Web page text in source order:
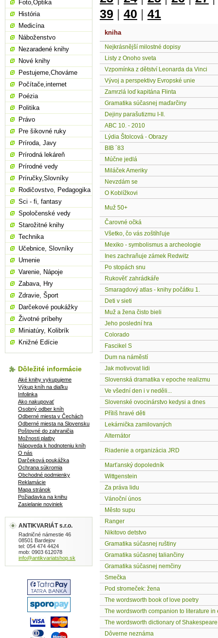
39 | 40 | 41
kniha
Nejkrásnější milostné dopisy
Listy z Onoho sveta
Vzpomínka z dětství Leonarda da Vinci
Vývoj a perspektivy Evropské unie
Zamrzlá loď kapitána Flinta
Gramatika súčasnej maďarčiny
Dejiny parašutizmu I-II.
ABC 10. - 2010
Lýdia Štolcová - Obrazy
BIB ´83
Múčne jedlá
Miláček Ameriky
Nevzdám se
O Koblížkovi
Muž 50+
Čarovné očká
Všetko, čo vás zoštíhľuje
Mexiko - symbolismus a archeologie
Ines zachraňuje zámek Redwitz
Po stopách snu
Rukověť zahrádkáře
Smaragdový atlas - knihy počátku 1.
Deti v sieti
Muž a žena čisto bieli
Jeho poslední hra
Colorado
Fascikel S
Dum na náměstí
Jak motivovat lidi
Slovenská dramatika v epoche realizmu
Ve všední den i v neděli...
Slovenské ovocinárstvo kedysi a dnes
Příliš hravé děti
Lekárnička zamilovaných
Alternátor
Riadenie a organizácia JRD
Marťanský dopoledník
Wittgenstein
Za práva lidu
Vánoční únos
Město supu
Ranger
Nikitovo detstvo
Gramatika súčasnej ruštiny
Gramatika súčasnej taliančiny
Gramatika súčasnej nemčiny
Smečka
Pod stromeček: žena
The wordsworth book of love poetry
The wordsworth companion to literature in
The wordsworth dictionary of Shakespeare
Dôverne neznáma
Foto,Optika
História
Medicína
Náboženstvo
Nezaradené knihy
Nové knihy
Pestujeme,Chováme
Počítače,internet
Poézia
Politika
Právo
Pre šikovné ruky
Príroda, Javy
Prírodná lekáreň
Prírodné vedy
Príručky,Slovníky
Rodičovstvo, Pedagogika
Sci - fi, fantasy
Spoločenské vedy
Starožitné knihy
Technika
Učebnice, Slovníky
Umenie
Varenie, Nápoje
Zabava, Hry
Zdravie, Šport
Darčekové poukážky
Životné príbehy
Miniatúry, Kolibrík
Knižné Edície
Dôležité informácie
Aké knihy vykupujeme
Výkup kníh na diaľku
Infolinka
Ako nakupovať
Osobný odber kníh
Odberné miesta v Čechách
Odberné miesta na Slovensku
Poštovné do zahraničia
Možnosti platby
Nápoveda k hodnoteniu kníh
O nás
Darčeková poukážka
Ochrana súkromia
Obchodné podmienky
Reklamácie
Mapa stránok
Požiadavka na knihu
Zasielanie noviniek
ANTIKVARIÁT s.r.o.
Radničné námestie 46
08501 Bardejov
tel: 054 474 4424
mob: 0903 612078
info@antikvariatshop.sk